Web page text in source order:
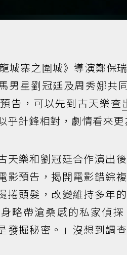
城寨之圍城》導演鄭保
男星劉冠廷及周秀娜共
告，可以先到古天樂查
乎針鋒相對，劇情看來更
天樂和劉冠廷合作演出
影預告，揭開電影錯綜
捲頭髮，改變維持多年
略帶滄桑感的私家偵探
發掘秘密。」沒想到調